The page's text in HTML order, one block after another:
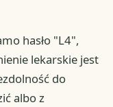
hasło "L4",
lekarskie jest
do
albo z